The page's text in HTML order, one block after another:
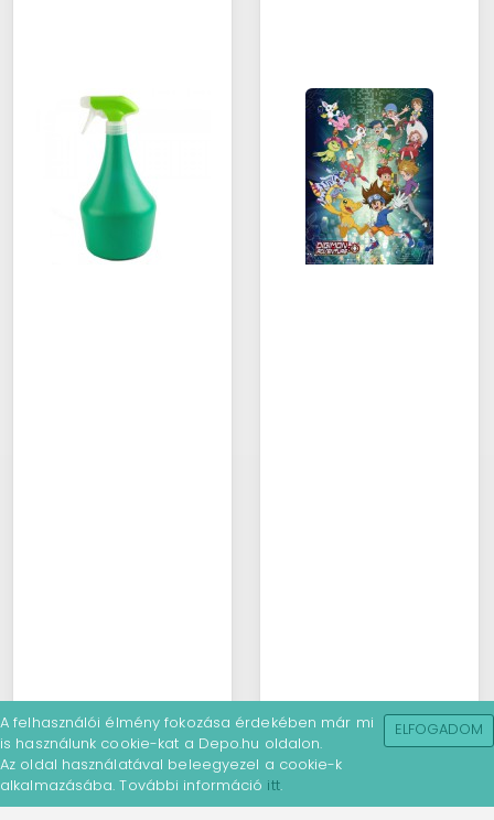
A felhasználói élmény fokozása érdekében már mi
is használunk cookie-kat a Depo.hu oldalon.
Az oldal használatával beleegyezel a cookie-k
alkalmazásába. További információ itt.
ELFOGADOM